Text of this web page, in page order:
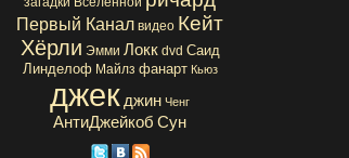
Первый Канал видео Кейт
Хёрли Эмми Локк dvd Саид
Линделоф Майлз фанарт Кьюз
джек джин Ченг
АнтиДжейкоб Сун